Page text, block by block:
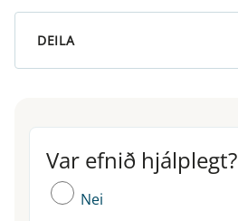
DEILA
Var efnið hjálplegt?
Var efnið hjálplegt?
Nei